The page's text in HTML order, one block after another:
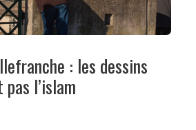
: les dessins
l’islam